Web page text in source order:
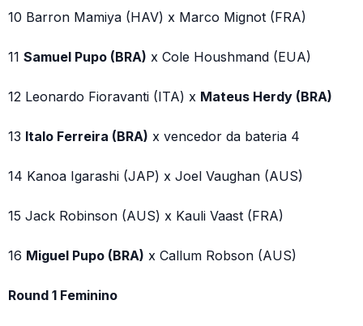
10 Barron Mamiya (HAV) x Marco Mignot (FRA)
11 Samuel Pupo (BRA) x Cole Houshmand (EUA)
12 Leonardo Fioravanti (ITA) x Mateus Herdy (BRA)
13 Italo Ferreira (BRA) x vencedor da bateria 4
14 Kanoa Igarashi (JAP) x Joel Vaughan (AUS)
15 Jack Robinson (AUS) x Kauli Vaast (FRA)
16 Miguel Pupo (BRA) x Callum Robson (AUS)
Round 1 Feminino